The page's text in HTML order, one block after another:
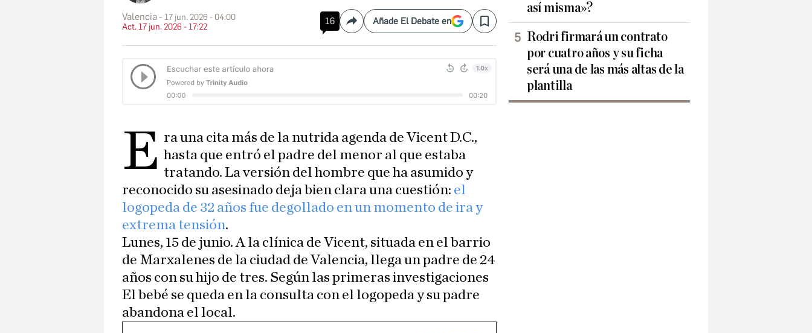
Valencia
17 jun. 2026 - 04:00
Act. 17 jun. 2026 - 17:22
16 CompartirAñade El Debate en Save
E ra una cita más de la nutrida agenda de Vicent D.C.,
hasta que entró el padre del menor al que estaba
tratando. La versión del hombre que ha asumido y
reconocido su asesinado deja bien clara una cuestión: el
logopeda de 32 años fue degollado en un momento de ira y
extrema tensión.
Lunes, 15 de junio. A la clínica de Vicent, situada en el barrio
de Marxalenes de la ciudad de Valencia, llega un padre de 24
años con su hijo de tres. Según las primeras investigaciones
El bebé se queda en la consulta con el logopeda y su padre
abandona el local.
así misma»?
Rodri firmará un contrato
por cuatro años y su ficha
será una de las más altas de la
plantilla